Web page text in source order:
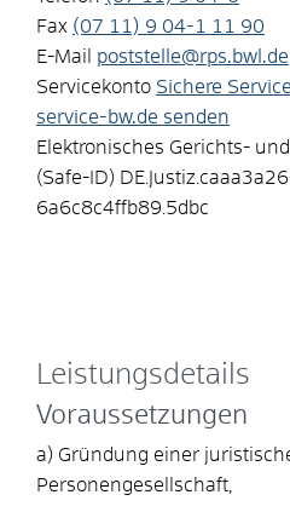
Fax (07 11) 9 04-1 11
90
E-Mail
poststelle@rps.bwl.de
Servicekonto Sichere
service-bw.de senden
Elektronisches Gerichts-
(Safe-ID)
6a6c8c4ffb89.5dbc
Leistungsdetails
Voraussetzungen
a) Gründung einer
Personengesellschaft,